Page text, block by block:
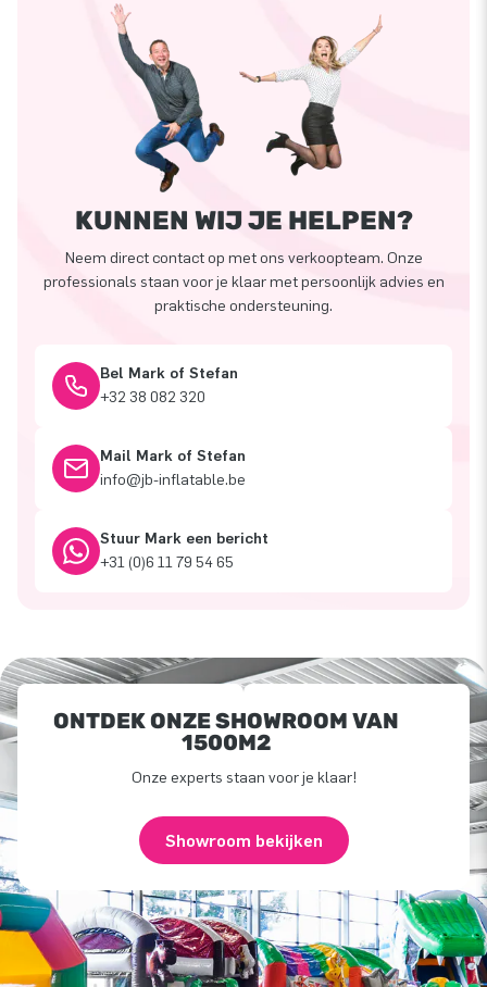
KUNNEN WIJ JE HELPEN?
Neem direct contact op met ons verkoopteam. Onze
professionals staan voor je klaar met persoonlijk advies en
praktische ondersteuning.
Bel Mark of Stefan
+32 38 082 320
Mail Mark of Stefan
info@jb-inflatable.be
Stuur Mark een bericht
+31 (0)6 11 79 54 65
ONTDEK ONZE SHOWROOM VAN
1500M2
Onze experts staan voor je klaar!
Showroom bekijken